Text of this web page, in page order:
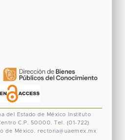
del Estado de México
Instituto
C.P. 50000. Tel. (01-722)
de México. rectoria@uaemex.mx